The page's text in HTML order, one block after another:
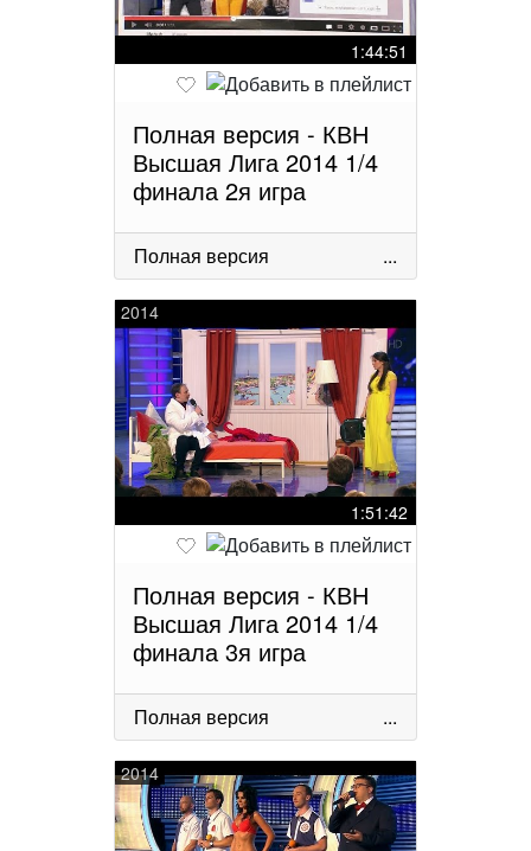
1:44:51
Полная версия - КВН
Высшая Лига 2014 1/4
финала 2я игра
Полная версия ...
2014
1:51:42
Полная версия - КВН
Высшая Лига 2014 1/4
финала 3я игра
Полная версия ...
2014